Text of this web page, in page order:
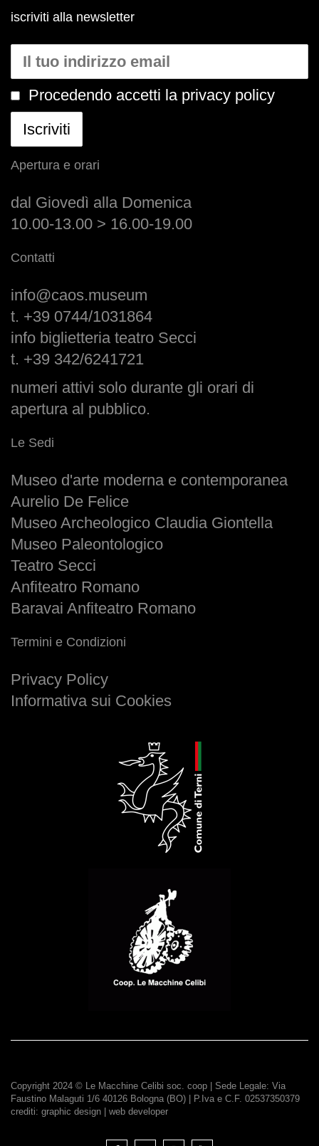
iscriviti alla newsletter
Procedendo accetti la privacy policy
Apertura e orari
dal Giovedì alla Domenica
10.00-13.00 > 16.00-19.00
Contatti
info@caos.museum
t. +39 0744/1031864
info biglietteria teatro Secci
t. +39 342/6241721
numeri attivi solo durante gli orari di
apertura al pubblico.
Le Sedi
Museo d'arte moderna e contemporanea
Aurelio De Felice
Museo Archeologico Claudia Giontella
Museo Paleontologico
Teatro Secci
Anfiteatro Romano
Baravai Anfiteatro Romano
Termini e Condizioni
Privacy Policy
Informativa sui Cookies
Copyright 2024 © Le Macchine Celibi soc. coop | Sede Legale: Via
Faustino Malaguti 1/6 40126 Bologna (BO) | P.Iva e C.F. 02537350379
crediti: graphic design web developer